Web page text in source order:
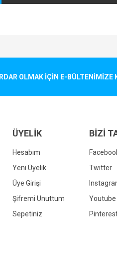
OLMAK İÇİN E-BÜLTENİMİZE
ÜYELİK
Hesabım
Yeni Üyelik
Üye Girişi
Şifremi Unuttum
Sepetiniz
BİZİ
Twitter
Youtube